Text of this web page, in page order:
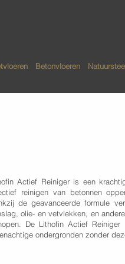
Betonvloeren
Actief Reiniger is een
reinigen van betonnen
de geavanceerde formule
olie- en vetvlekken, en
De Lithofin Actief
ondergronden zonder